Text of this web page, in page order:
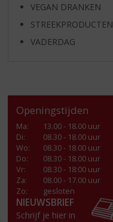
VEGAN DRANKEN
STREEKPRODUCTEN
VADERDAG
Openingstijden
Ma:
13.00 - 18.00 uur
Di:
08.30 - 18.00 uur
Wo:
08.30 - 18.00 uur
Do:
08.30 - 18.00 uur
Vr:
08.30 - 18:00 uur
Za:
08.00 - 17.00 uur
Zo:
gesloten
NIEUWSBRIEF
Schrijf je hier in